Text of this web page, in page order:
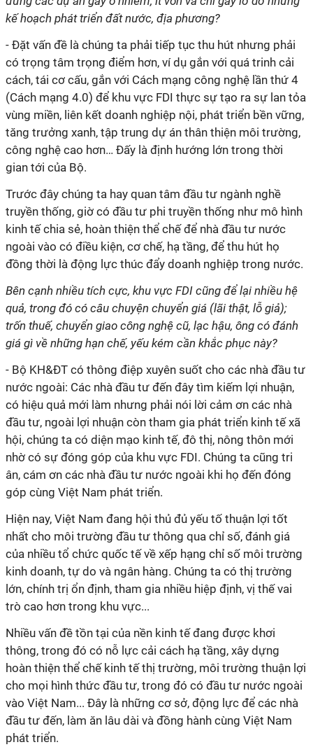
kế hoạch phát triển đất nước, địa phương?
- Đặt vấn đề là chúng ta phải tiếp tục thu hút nhưng phải
có trọng tâm trọng điểm hơn, ví dụ gắn với quá trinh cải
cách, tái cơ cấu, gắn với Cách mạng công nghệ lần thứ 4
(Cách mạng 4.0) để khu vực FDI thực sự tạo ra sự lan tỏa
vùng miền, liên kết doanh nghiệp nội, phát triển bền vững,
tăng trưởng xanh, tập trung dự án thân thiện môi trường,
công nghệ cao hơn… Đấy là định hướng lớn trong thời
gian tới của Bộ.
Trước đây chúng ta hay quan tâm đầu tư ngành nghề
truyền thống, giờ có đầu tư phi truyền thống như mô hình
kinh tế chia sẻ, hoàn thiện thể chế để nhà đầu tư nước
ngoài vào có điều kiện, cơ chế, hạ tầng, để thu hút họ
đồng thời là động lực thúc đẩy doanh nghiệp trong nước.
Bên cạnh nhiều tích cực, khu vực FDI cũng để lại nhiều hệ
quả, trong đó có câu chuyện chuyển giá (lãi thật, lỗ giả);
trốn thuế, chuyển giao công nghệ cũ, lạc hậu, ông có đánh
giá gì về những hạn chế, yếu kém cần khắc phục này?
- Bộ KH&ĐT có thông điệp xuyên suốt cho các nhà đầu tư
nước ngoài: Các nhà đầu tư đến đây tìm kiếm lợi nhuận,
có hiệu quả mới làm nhưng phải nói lời cảm ơn các nhà
đầu tư, ngoài lợi nhuận còn tham gia phát triển kinh tế xã
hội, chúng ta có diện mạo kinh tế, đô thị, nông thôn mới
nhờ có sự đóng góp của khu vực FDI. Chúng ta cũng tri
ân, cám ơn các nhà đầu tư nước ngoài khi họ đến đóng
góp cùng Việt Nam phát triển.
Hiện nay, Việt Nam đang hội thủ đủ yếu tố thuận lợi tốt
nhất cho môi trường đầu tư thông qua chỉ số, đánh giá
của nhiều tổ chức quốc tế về xếp hạng chỉ số môi trường
kinh doanh, tự do và ngân hàng. Chúng ta có thị trường
lớn, chính trị ổn định, tham gia nhiều hiệp định, vị thế vai
trò cao hơn trong khu vực...
Nhiều vấn đề tồn tại của nền kinh tế đang được khơi
thông, trong đó có nỗ lực cải cách hạ tầng, xây dựng
hoàn thiện thể chế kinh tế thị trường, môi trường thuận lợi
cho mọi hình thức đầu tư, trong đó có đầu tư nước ngoài
vào Việt Nam... Đây là những cơ sở, động lực để các nhà
đầu tư đến, làm ăn lâu dài và đồng hành cùng Việt Nam
phát triển.